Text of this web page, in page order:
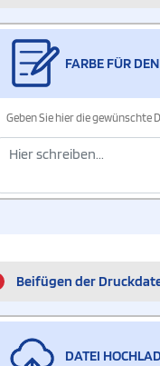
FARBE FÜR
Geben Sie hier die gewünschte
Beifügen der
DATEI